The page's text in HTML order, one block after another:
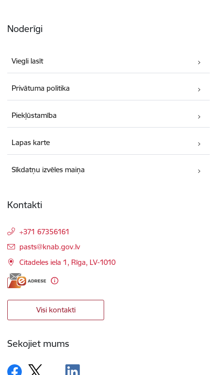
Noderīgi
Viegli lasīt
Privātuma politika
Piekļūstamība
Lapas karte
Sīkdatņu izvēles maiņa
Kontakti
+371 67356161
E-pasts:
pasts@knab.gov.lv
Citadeles iela 1, Rīga, LV-1010
Visi kontakti
Sekojiet mums